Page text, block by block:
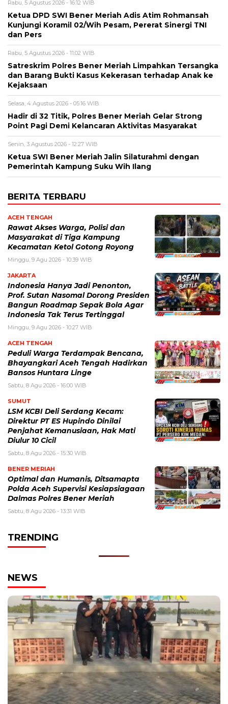
Rabu, 5 Agustus 2026 - 16:12 WIB
Ketua DPD SWI Bener Meriah Adis Atim Rohmansah
Kunjungi Koramil 02/Wih Pesam, Pererat Sinergi TNI
dan Pers
Rabu, 5 Agustus 2026 - 11:02 WIB
Satreskrim Polres Bener Meriah Limpahkan Tersangka
dan Barang Bukti Kasus Kekerasan terhadap Anak ke
Kejaksaan
Selasa, 4 Agustus 2026 - 05:16 WIB
Hadir di 32 Titik, Polres Bener Meriah Gelar Strong
Point Pagi Demi Kelancaran Aktivitas Masyarakat
Senin, 3 Agustus 2026 - 12:27 WIB
Ketua SWI Bener Meriah Jalin Silaturahmi dengan
Pemerintah Kampung Suku Wih Ilang
BERITA TERBARU
ACEH TENGAH
Rawat Akses Warga, Polisi dan
Masyarakat di Tiga Kampung
Kecamatan Ketol Gotong Royong
Minggu, 9 Agu 2026 - 10:39 WIB
JAKARTA
Indonesia Hanya Jadi Penonton,
Prof. Sutan Nasomal Dorong Presiden
Bangun Roadmap Sepak Bola Agar
Indonesia Tak Terus Tertinggal
Minggu, 9 Agu 2026 - 10:27 WIB
ACEH TENGAH
Peduli Warga Terdampak Bencana,
Bhayangkari Aceh Tengah Hadirkan
Bansos Huntara Linge
Sabtu, 8 Agu 2026 - 16:00 WIB
SUMUT
LSM KCBI Deli Serdang Kecam:
Direktur PT ES Hupindo Dinilai
Penjahat Kemanusiaan, Hak Mati
Diulur 10 Cicil
Sabtu, 8 Agu 2026 - 15:30 WIB
BENER MERIAH
Optimal dan Humanis, Ditsamapta
Polda Aceh Supervisi Kesiapsiagaan
Dalmas Polres Bener Meriah
Sabtu, 8 Agu 2026 - 13:31 WIB
TRENDING
NEWS